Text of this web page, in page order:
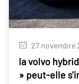
27 novembre
la volvo
» peut-elle